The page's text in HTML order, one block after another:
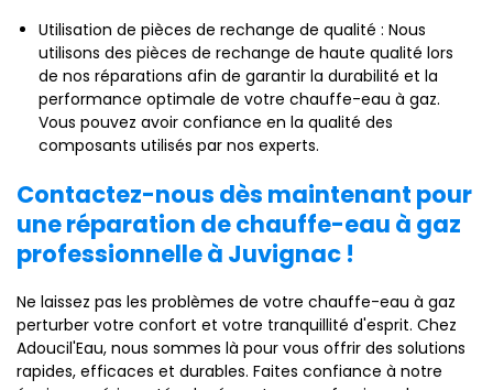
Utilisation de pièces de rechange de qualité : Nous
utilisons des pièces de rechange de haute qualité lors
de nos réparations afin de garantir la durabilité et la
performance optimale de votre chauffe-eau à gaz.
Vous pouvez avoir confiance en la qualité des
composants utilisés par nos experts.
Contactez-nous dès maintenant pour
une réparation de chauffe-eau à gaz
professionnelle à Juvignac !
Ne laissez pas les problèmes de votre chauffe-eau à gaz
perturber votre confort et votre tranquillité d'esprit. Chez
Adoucil'Eau, nous sommes là pour vous offrir des solutions
rapides, efficaces et durables. Faites confiance à notre